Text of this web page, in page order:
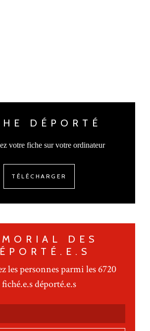
DÉPORTÉ
votre fiche sur votre ordinateur
TÉLÉCHARGER
DES
les personnes parmi les 6720
fiché.e.s déporté.e.s